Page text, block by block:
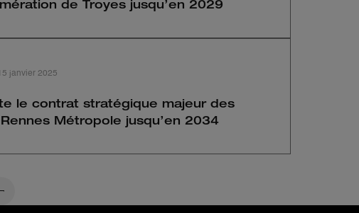
de Troyes jusqu’en 2029
janvier 2025
le contrat stratégique majeur des
Métropole jusqu’en 2034